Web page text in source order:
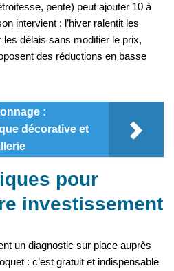
pente) peut ajouter 10 à
intervient : l’hiver ralentit les
délais sans modifier le prix,
des réductions en basse
:
décorative et
pour
investissement
un diagnostic sur place auprès
: c’est gratuit et indispensable